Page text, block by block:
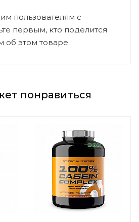
пользователям с
первым, кто поделится
об этом товаре
понравиться